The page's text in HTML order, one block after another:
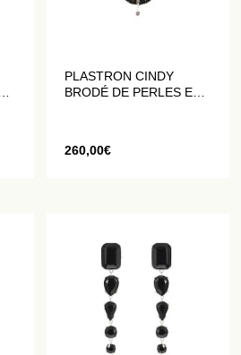
PLASTRON CINDY
BRODÉ DE PERLES ET
260,00€